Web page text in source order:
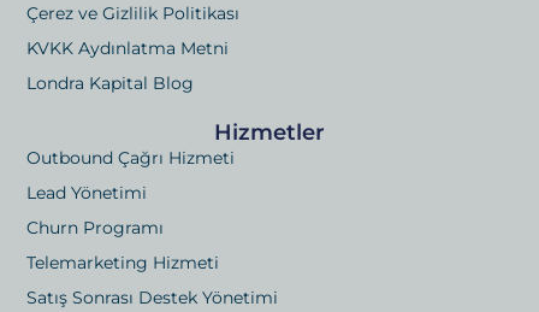
Hizmetler
Outbound Çağrı Hizmeti
Lead Yönetimi
Churn Programı
Telemarketing Hizmeti
Satış Sonrası Destek Yönetimi
Çerez ve Gizlilik Politikası
KVKK Aydınlatma Metni
Londra Kapital Blog